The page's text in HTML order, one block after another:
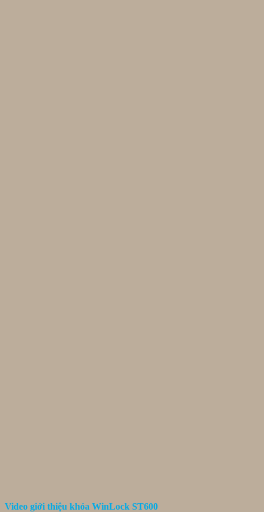
Video giới thiệu khóa WinLock ST600